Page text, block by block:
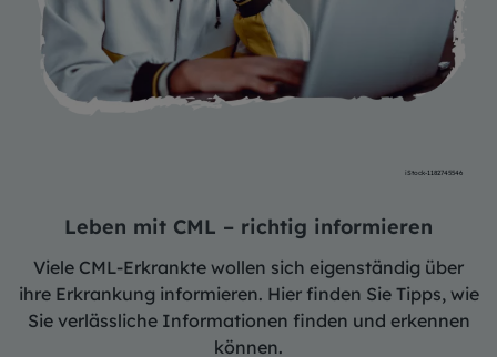
iStock-1182745546
Leben mit CML – richtig informieren
Viele CML-Erkrankte wollen sich eigenständig über
ihre Erkrankung informieren. Hier finden Sie Tipps, wie
Sie verlässliche Informationen finden und erkennen
können.